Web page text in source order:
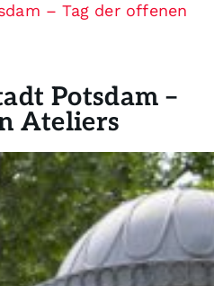
– Tag der offenen
Potsdam –
Ateliers